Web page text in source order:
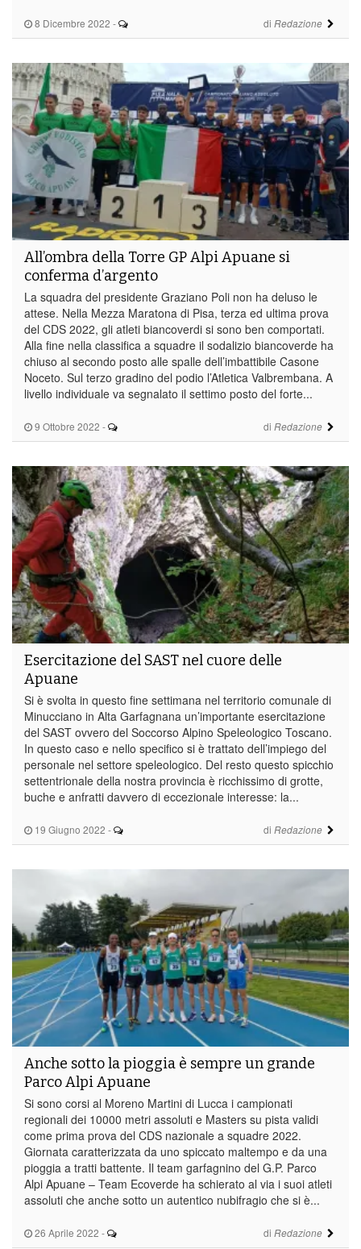
8 Dicembre 2022 - di Redazione
9 Ottobre 2022 - di Redazione
All’ombra della Torre GP Alpi Apuane si
conferma d’argento
La squadra del presidente Graziano Poli non ha deluso le
attese. Nella Mezza Maratona di Pisa, terza ed ultima prova
del CDS 2022, gli atleti biancoverdi si sono ben comportati.
Alla fine nella classifica a squadre il sodalizio biancoverde ha
chiuso al secondo posto alle spalle dell’imbattibile Casone
Noceto. Sul terzo gradino del podio l’Atletica Valbrembana. A
livello individuale va segnalato il settimo posto del forte...
19 Giugno 2022 - di Redazione
Esercitazione del SAST nel cuore delle
Apuane
Si è svolta in questo fine settimana nel territorio comunale di
Minucciano in Alta Garfagnana un’importante esercitazione
del SAST ovvero del Soccorso Alpino Speleologico Toscano.
In questo caso e nello specifico si è trattato dell’impiego del
personale nel settore speleologico. Del resto questo spicchio
settentrionale della nostra provincia è ricchissimo di grotte,
buche e anfratti davvero di eccezionale interesse: la...
26 Aprile 2022 - di Redazione
Anche sotto la pioggia è sempre un grande
Parco Alpi Apuane
Si sono corsi al Moreno Martini di Lucca i campionati
regionali dei 10000 metri assoluti e Masters su pista validi
come prima prova del CDS nazionale a squadre 2022.
Giornata caratterizzata da uno spiccato maltempo e da una
pioggia a tratti battente. Il team garfagnino del G.P. Parco
Alpi Apuane – Team Ecoverde ha schierato al via i suoi atleti
assoluti che anche sotto un autentico nubifragio che si è...